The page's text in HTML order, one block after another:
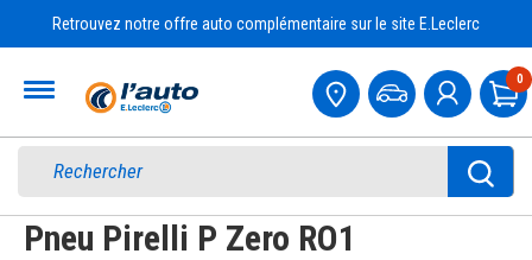
Retrouvez notre offre auto complémentaire sur le site E.Leclerc
0
Pneu Pirelli P Zero RO1